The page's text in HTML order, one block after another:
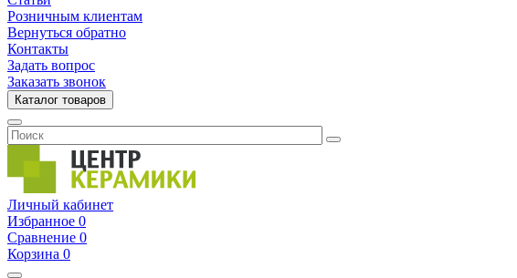
Розничным клиентам
Вернуться обратно
Контакты
Задать вопрос
Заказать звонок
Каталог товаров
Личный кабинет
Избранное 0
Сравнение 0
Корзина 0